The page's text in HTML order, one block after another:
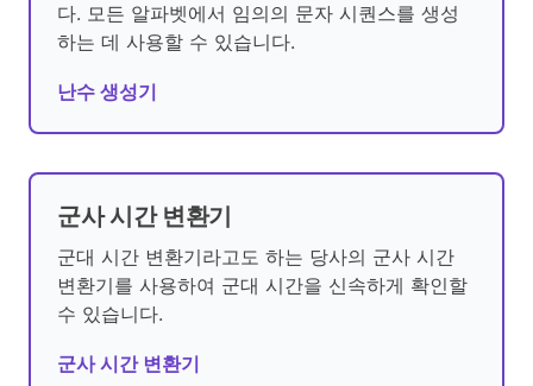
다. 모든 알파벳에서 임의의 문자 시퀀스를 생성
하는 데 사용할 수 있습니다.
난수 생성기
군사 시간 변환기
군대 시간 변환기라고도 하는 당사의 군사 시간
변환기를 사용하여 군대 시간을 신속하게 확인할
수 있습니다.
군사 시간 변환기